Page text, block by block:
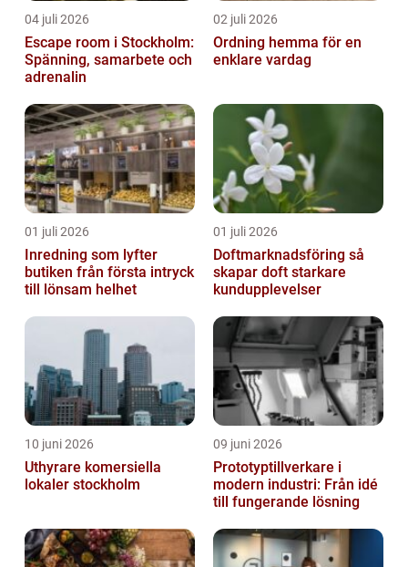
04 juli 2026
Escape room i Stockholm:
Spänning, samarbete och
adrenalin
02 juli 2026
Ordning hemma för en
enklare vardag
01 juli 2026
Inredning som lyfter
butiken från första intryck
till lönsam helhet
01 juli 2026
Doftmarknadsföring så
skapar doft starkare
kundupplevelser
10 juni 2026
Uthyrare komersiella
lokaler stockholm
09 juni 2026
Prototyptillverkare i
modern industri: Från idé
till fungerande lösning